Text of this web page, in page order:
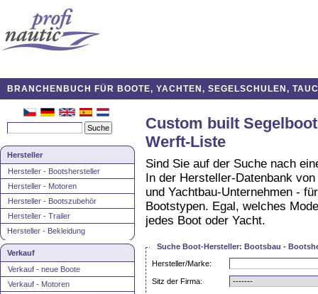
BRANCHENBUCH FÜR BOOTE, YACHTEN, SEGELSCHULEN,
Hersteller
Hersteller - Bootshersteller
Hersteller - Motoren
Hersteller - Bootszubehör
Hersteller - Trailer
Hersteller - Bekleidung
Verkauf
Verkauf - neue Boote
Verkauf - Motoren
Custom built
Werft-Liste
Sind Sie auf der Suche nach
In der Hersteller-Datenbank
und Yachtbau-Unternehmen -
Bootstypen. Egal, welches
jedes Boot oder Yacht.
Suche Boot-Hersteller: Bootsbau -
Hersteller/Marke:
Sitz der Firma: